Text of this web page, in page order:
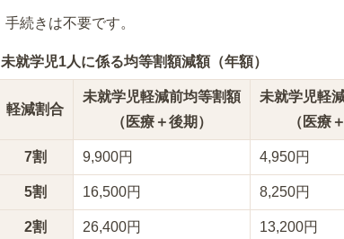
手続きは不要です。
未就学児1人に係る均等割額減額（年額）
軽減割合
未就学児軽減前均等割額
（医療＋後期）
未就学児軽
（医療
7割 9,900円 4,950円
5割 16,500円 8,250円
2割 26,400円 13,200円